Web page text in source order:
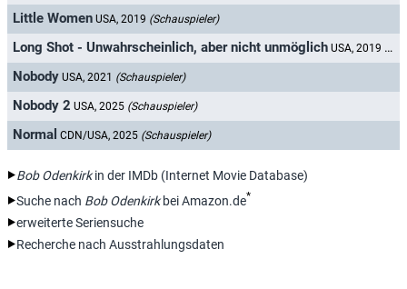
Little Women USA, 2019 (Schauspieler)
Long Shot - Unwahrscheinlich, aber nicht unmöglich USA, 2019
Nobody USA, 2021 (Schauspieler)
Nobody 2 USA, 2025 (Schauspieler)
Normal CDN/USA, 2025 (Schauspieler)
Bob Odenkirkin der IMDb (Internet Movie Database)
Suche nach Bob Odenkirkbei Amazon.de*
erweiterte Seriensuche
Recherche nach Ausstrahlungsdaten